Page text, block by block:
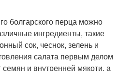
болгарского перца можно
ингредиенты, такие
сок, чеснок, зелень и
салата первым делом
семян и внутренней мякоти, а